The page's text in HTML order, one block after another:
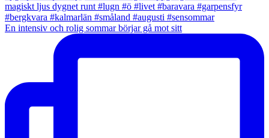
En intensiv och rolig sommar börjar gå mot sitt